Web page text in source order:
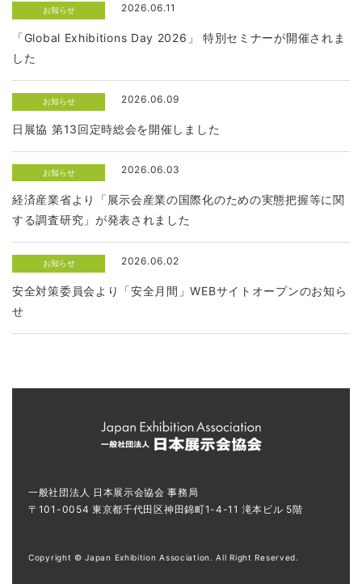
お知らせ 2026.06.11
「Global Exhibitions Day 2026」 特別セミナーが開催されま
した
お知らせ 2026.06.09
日展協 第13回定時総会を開催しました
お知らせ 2026.06.03
経済産業省より「展示会産業の国際化のための実態把握等に関
する調査研究」が発表されました
お知らせ 2026.06.02
安全対策委員会より「安全月間」WEBサイトオープンのお知ら
せ
一般社団法人 日本展示会協会 事務局
〒101-0054 東京都千代田区神田錦町1-4-11 滝本ビル 5階
Copyright © Japan Exhibition Association. All Right Reserved.